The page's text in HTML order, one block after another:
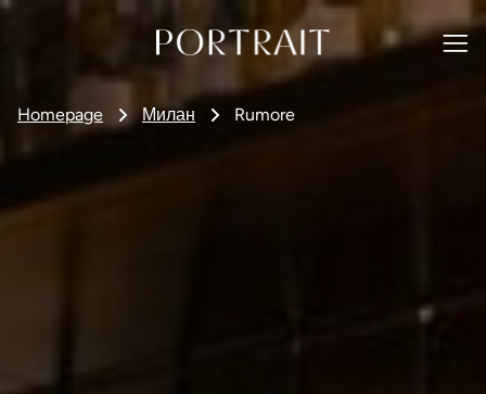
Homepage Милан Rumore